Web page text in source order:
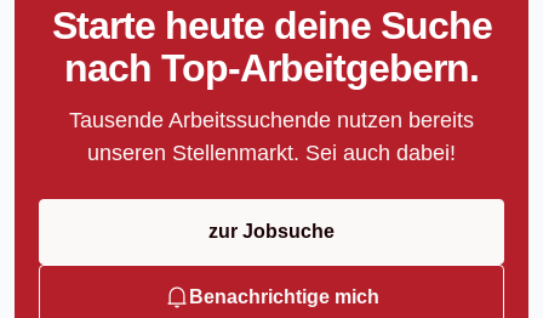
Starte heute deine Suche
nach Top-Arbeitgebern.
Tausende Arbeitssuchende nutzen bereits
unseren Stellenmarkt. Sei auch dabei!
zur Jobsuche
Benachrichtige mich